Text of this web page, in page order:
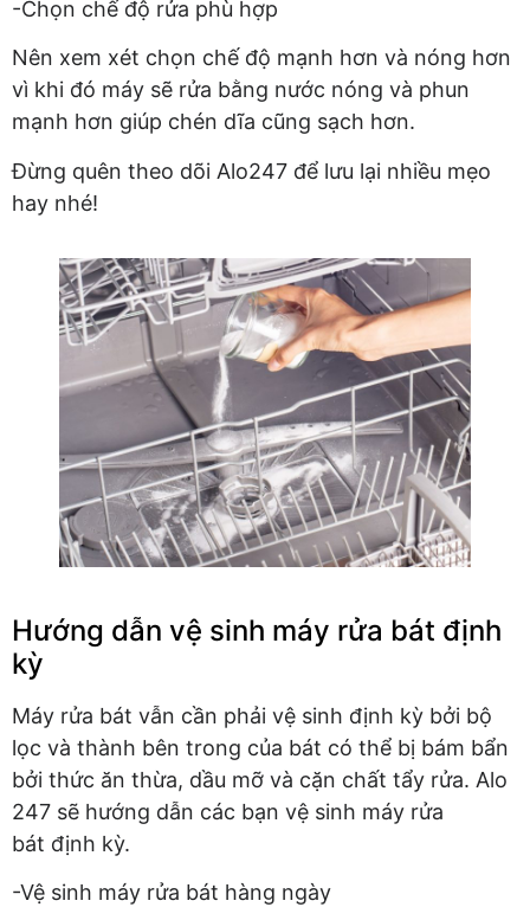
-Chọn chế độ rửa phù hợp
Nên xem xét chọn chế độ mạnh hơn và nóng hơn
vì khi đó máy sẽ rửa bằng nước nóng và phun
mạnh hơn giúp chén dĩa cũng sạch hơn.
Đừng quên theo dõi Alo247 để lưu lại nhiều mẹo
hay nhé!
Hướng dẫn vệ sinh máy rửa bát định
kỳ
Máy rửa bát vẫn cần phải vệ sinh định kỳ bởi bộ
lọc và thành bên trong của bát có thể bị bám bẩn
bởi thức ăn thừa, dầu mỡ và cặn chất tẩy rửa. Alo
247 sẽ hướng dẫn các bạn vệ sinh máy rửa
bát định kỳ.
-Vệ sinh máy rửa bát hàng ngày